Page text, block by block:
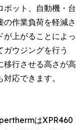
ボット、自動機・台
作業負荷を軽減さ
が上がることによっ
ウジングを行う
移行させる高さが高
応できます。
はXPR460